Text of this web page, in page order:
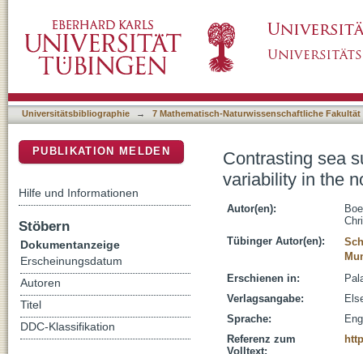
Arabian Sea over the last 25 ka
Universitätsbibliographie → 7 Mathematisch-Naturwissenschaftliche Fakultät
Contrasting sea
variability in the
Autor(en):
Tübinger Autor(en):
Erschienen in:
Verlagsangabe:
Sprache:
Referenz zum
Volltext:
PUBLIKATION MELDEN
Hilfe und Informationen
Stöbern
Dokumentanzeige
Erscheinungsdatum
Autoren
Titel
DDC-Klassifikation